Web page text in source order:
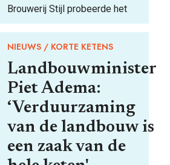
Brouwerij Stijl probeerde het
NIEUWS KORTE KETENS
Landbouwminister
Piet Adema:
‘Verduurzaming
van de landbouw is
een zaak van de